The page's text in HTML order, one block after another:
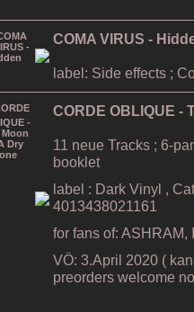
COMA VIRUS -
label: Side effects ;
CORDE OBLIQUE -
11 neue Tracks ; 6-
booklet
label : Dark Vinyl ,
4013438021161
for fans of: ASHRAM,
VÖ: 3.April 2020 (
preorders welcome